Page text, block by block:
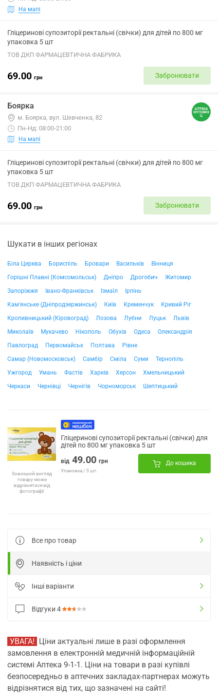
На мапі
Гліцеринові супозиторії ректальні (свічки) для дітей по 800 мг
упаковка 5 шт
ТОВ ДКП ФАРМАЦЕВТИЧНА ФАБРИКА
69.00 грн Забронювати
Боярка
м. Боярка, вул. Шевченка, 82
Пн-Нд: 08:00-21:00
На мапі
Гліцеринові супозиторії ректальні (свічки) для дітей по 800 мг
упаковка 5 шт
ТОВ ДКП ФАРМАЦЕВТИЧНА ФАБРИКА
69.00 грн Забронювати
Шукати в інших регіонах
Біла Церква Бориспіль Бровари Васильків
Вінниця
Горішні Плавні (Комсомольськ)
Дніпро Дрогобич
Житомир
Запоріжжя
Івано-Франківськ Ізмаїл
Ірпінь
Кам'янське (Дніпродзержинськ)
Київ Кременчук
Кривий Ріг
Кропивницький (Кіровоград)
Лозова Лубни Луцьк
Львів
Миколаїв
Мукачево Нікополь Обухів Одеса
Олександрія
Павлоград
Первомайськ Полтава
Рівне
Самар (Новомосковськ)
Самбір Сміла Суми
Тернопіль
Ужгород
Умань Фастів Харків Херсон
Хмельницький
Черкаси
Чернівці Чернігів Чорноморськ Шептицький
Зовнішній вигляд
товару може
відрізнятися від
фотографії
Гліцеринові супозиторії ректальні (свічки) для
дітей по 800 мг упаковка 5 шт
від 49.00 грн
Упаковка / 5 шт.
До кошика
Все про товар
Наявність і ціни
Інші варіанти
Відгуки 4
УВАГА! Ціни актуальні лише в разі оформлення
замовлення в електронній медичній інформаційній
системі Аптека 9-1-1. Ціни на товари в разі купівлі
безпосередньо в аптечних закладах-партнерах можуть
відрізнятися від тих, що зазначені на сайті!